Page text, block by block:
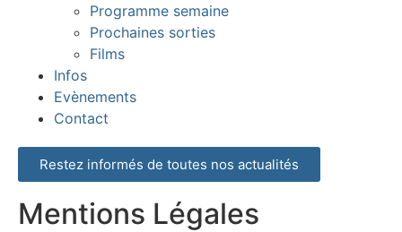
Programme semaine
Prochaines sorties
Films
Infos
Evènements
Contact
Restez informés de toutes nos actualités
Mentions Légales